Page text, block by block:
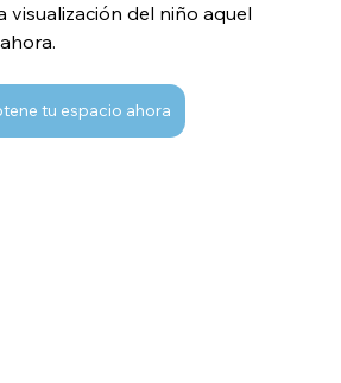
visualización del niño aquel
tu espacio ahora